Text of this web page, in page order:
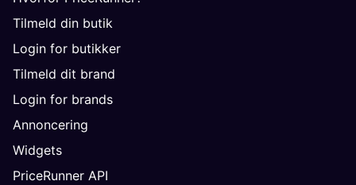
Tilmeld din butik
Login for butikker
Tilmeld dit brand
Login for brands
Annoncering
Widgets
PriceRunner API